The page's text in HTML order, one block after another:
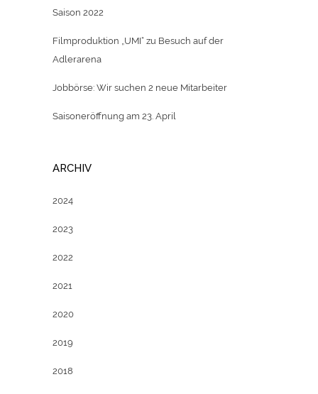
Saison 2022
Filmproduktion „UMI“ zu Besuch auf der
Adlerarena
Jobbörse: Wir suchen 2 neue Mitarbeiter
Saisoneröffnung am 23. April
ARCHIV
2024
2023
2022
2021
2020
2019
2018